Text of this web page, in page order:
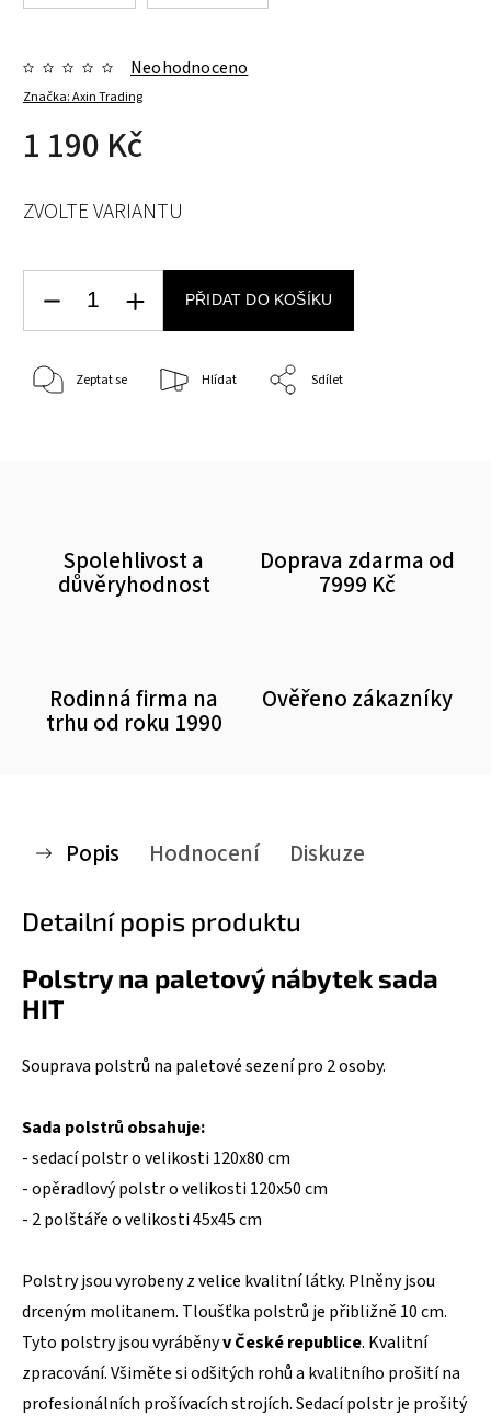
Značka:Axin Trading
Neohodnoceno
1 190 Kč
ZVOLTE VARIANTU
PŘIDAT DO KOŠÍKU
Zeptat se Hlídat Sdílet
Spolehlivost a
důvěryhodnost
Doprava zdarma od
7999 Kč
Rodinná firma na
trhu od roku 1990
Ověřeno zákazníky
Popis Hodnocení Diskuze
Detailní popis produktu
Polstry na paletový nábytek sada
HIT
Souprava polstrů na paletové sezení pro 2 osoby.
Sada polstrů obsahuje:
- sedací polstr o velikosti 120x80 cm
- opěradlový polstr o velikosti 120x50 cm
- 2 polštáře o velikosti 45x45 cm
Polstry jsou vyrobeny z velice kvalitní látky. Plněny jsou
drceným molitanem. Tloušťka polstrů je přibližně 10 cm.
Tyto polstry jsou vyráběnyv České republice. Kvalitní
zpracování. Všiměte si odšitých rohů a kvalitního prošití na
profesionálních prošívacích strojích. Sedací polstr je prošitý